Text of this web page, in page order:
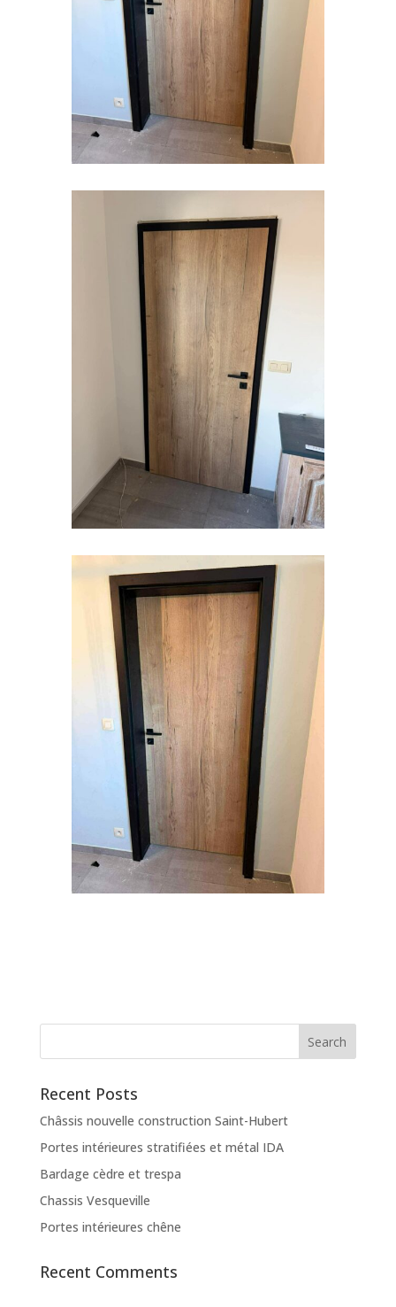
Recent Posts
Châssis nouvelle construction Saint-Hubert
Portes intérieures stratifiées et métal IDA
Bardage cèdre et trespa
Chassis Vesqueville
Portes intérieures chêne
Recent Comments